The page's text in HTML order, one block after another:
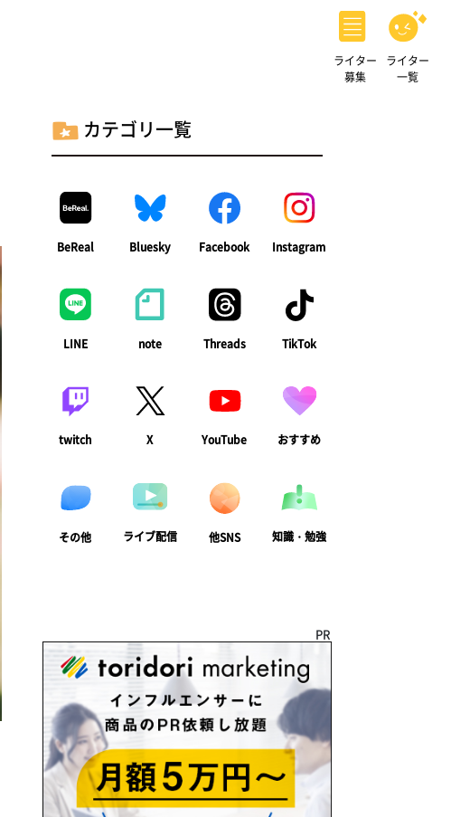
ライター
募集
ライター
一覧
カテゴリ一覧
BeReal Bluesky Facebook Instagram
LINE note Threads TikTok
twitch X YouTube おすすめ
その他 ライブ配信 他SNS 知識・勉強
PR